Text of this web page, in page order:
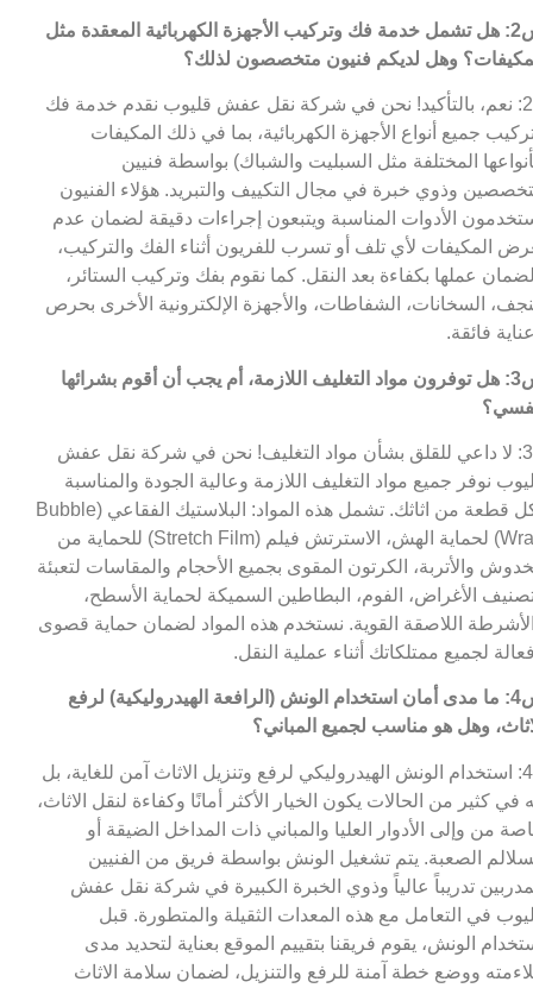
س2: هل تشمل خدمة فك وتركيب الأجهزة الكهربائية المعقدة مثل
وهل لديكم فنيون متخصصون لذلك؟
ج2: نعم، بالتأكيد! نحن في شركة نقل عفش قليوب نقدم خدمة فك
جميع أنواع الأجهزة الكهربائية، بما في ذلك المكيفات
المختلفة مثل السبليت والشباك) بواسطة فنيين
وذوي خبرة في مجال التكييف والتبريد. هؤلاء الفنيون
الأدوات المناسبة ويتبعون إجراءات دقيقة لضمان عدم
المكيفات لأي تلف أو تسرب للفريون أثناء الفك والتركيب،
عملها بكفاءة بعد النقل. كما نقوم بفك وتركيب الستائر،
السخانات، الشفاطات، والأجهزة الإلكترونية الأخرى بحرص
فائقة.
س3: هل توفرون مواد التغليف اللازمة، أم يجب أن أقوم بشرائها
ج3: لا داعي للقلق بشأن مواد التغليف! نحن في شركة نقل عفش
نوفر جميع مواد التغليف اللازمة وعالية الجودة والمناسبة
لكل قطعة من اثاثك. تشمل هذه المواد: البلاستيك الفقاعي (Bubble
Wrap) لحماية الهش، الاسترتش فيلم (Stretch Film) للحماية من
والأتربة، الكرتون المقوى بجميع الأحجام والمقاسات لتعبئة
الأغراض، الفوم، البطاطين السميكة لحماية الأسطح،
اللاصقة القوية. نستخدم هذه المواد لضمان حماية قصوى
لجميع ممتلكاتك أثناء عملية النقل.
س4: ما مدى أمان استخدام الونش (الرافعة الهيدروليكية) لرفع
وهل هو مناسب لجميع المباني؟
ج4: استخدام الونش الهيدروليكي لرفع وتنزيل الاثاث آمن للغاية، بل
في كثير من الحالات يكون الخيار الأكثر أمانًا وكفاءة لنقل الاثاث،
من وإلى الأدوار العليا والمباني ذات المداخل الضيقة أو
الصعبة. يتم تشغيل الونش بواسطة فريق من الفنيين
تدريباً عالياً وذوي الخبرة الكبيرة في شركة نقل عفش
في التعامل مع هذه المعدات الثقيلة والمتطورة. قبل
الونش، يقوم فريقنا بتقييم الموقع بعناية لتحديد مدى
ووضع خطة آمنة للرفع والتنزيل، لضمان سلامة الاثاث